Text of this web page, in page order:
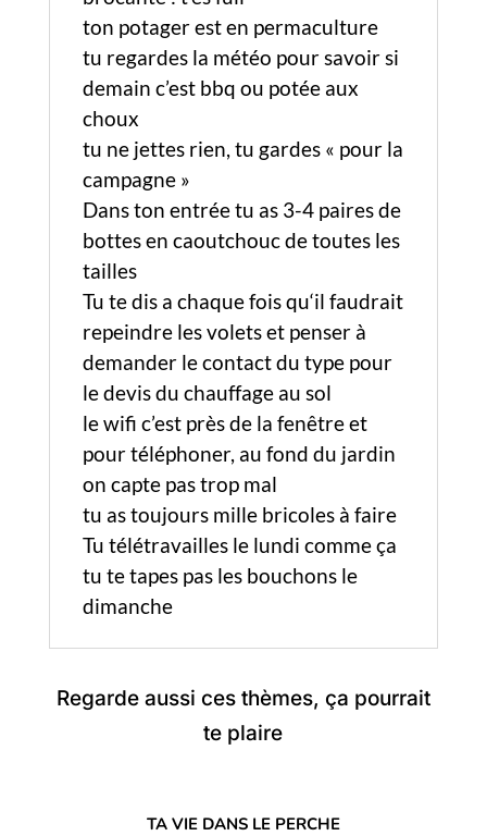
ton potager est en permaculture
tu regardes la météo pour savoir si
demain c’est bbq ou potée aux
choux
tu ne jettes rien, tu gardes « pour la
campagne »
Dans ton entrée tu as 3-4 paires de
bottes en caoutchouc de toutes les
tailles
Tu te dis a chaque fois qu‘il faudrait
repeindre les volets et penser à
demander le contact du type pour
le devis du chauffage au sol
le wifi c’est près de la fenêtre et
pour téléphoner, au fond du jardin
on capte pas trop mal
tu as toujours mille bricoles à faire
Tu télétravailles le lundi comme ça
tu te tapes pas les bouchons le
dimanche
Regarde aussi ces thèmes, ça pourrait
te plaire
TA VIE DANS LE PERCHE